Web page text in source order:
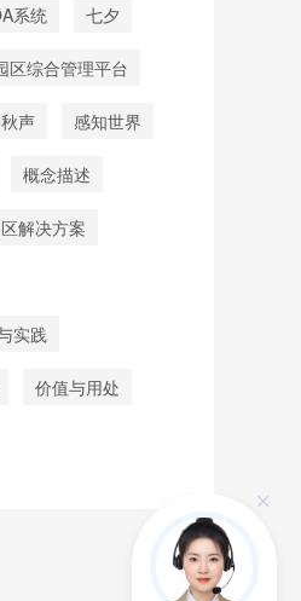
系统 七夕
区综合管理平台
声 感知世界
概念描述
解决方案
实践
价值与用处